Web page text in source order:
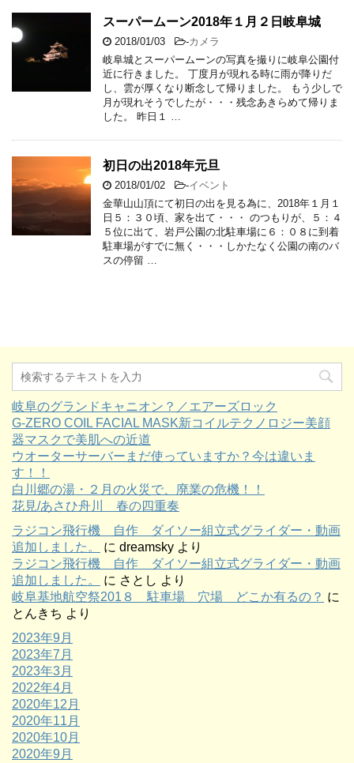
スーパームーン2018年１月２日岐阜城
2018/01/03 -カメラ
岐阜城とスーパームーンの写真を撮りに岐阜公園付
近に行きました。 丁度月が現れる時に雨が降りだ
し、雲が厚くなり断念して帰りました。 もう少しで
月が現れそうでしたが・・・残念あきらめて帰りま
した。 昨日１ …
初日の出2018年元旦
2018/01/02 -イベント
金華山山頂にて初日の出を見る為に、2018年１月１
日５：３０頃、家を出て・・・ のつもりが、５：４
５位に出て、岩戸公園の北駐車場に６：０８に到着
駐車場がすでに無く・・・しかたなく公園の南のバ
スの停留 …
岐阜のグランドキャニオン？／エアーズロック
G-ZERO COIL FACIAL MASK新コイルテクノロジー美顔
器マスクで美肌への近道
ウオーターサーバーまだ使っていますか？今は違いま
す！！
白川郷の湯・２月の火災で、廃業の危機！！
花見/あさひ舟川 春の四重奏
ラジコン飛行機 自作 ダイソー組立式グライダー・動画
追加しました。
に dreamsky より
ラジコン飛行機 自作 ダイソー組立式グライダー・動画
追加しました。
に さとし より
岐阜基地航空祭201８ 駐車場 穴場 どこか有るの？ に
とんきち より
2023年9月
2023年7月
2023年3月
2022年4月
2020年12月
2020年11月
2020年10月
2020年9月